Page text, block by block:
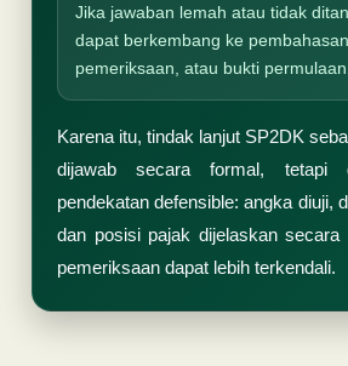
Jika jawaban lemah atau tidak
dapat berkembang ke
pemeriksaan, atau bukti permulaan.
Karena itu, tindak lanjut SP2DK
dijawab secara formal, tetapi
pendekatan defensible: angka diuji,
dan posisi pajak dijelaskan secara
pemeriksaan dapat lebih terkendali.